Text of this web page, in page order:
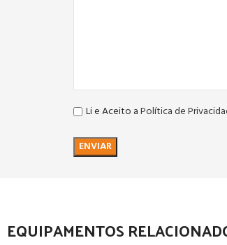
Li e Aceito aPolítica de
EQUIPAMENTOS